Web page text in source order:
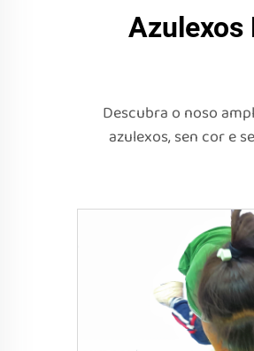
Azulexos
Descubra o noso
azulexos, sen cor e